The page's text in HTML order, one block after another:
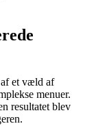
et væld af
menuer.
resultatet blev